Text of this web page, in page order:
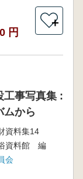
円
＋
工事写真集 :
ムから
資料集14
資料館 編
会